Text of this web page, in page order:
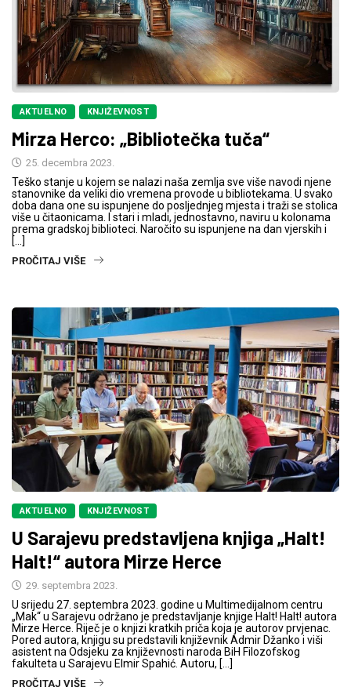
AKTUELNO KNJIŽEVNOST
Mirza Herco: „Bibliotečka tuča“
25. decembra 2023.
Teško stanje u kojem se nalazi naša zemlja sve više navodi njene
stanovnike da veliki dio vremena provode u bibliotekama. U svako
doba dana one su ispunjene do posljednjeg mjesta i traži se stolica
više u čitaonicama. I stari i mladi, jednostavno, naviru u kolonama
prema gradskoj biblioteci. Naročito su ispunjene na dan vjerskih i
[…]
PROČITAJ VIŠE
AKTUELNO KNJIŽEVNOST
U Sarajevu predstavljena knjiga „Halt!
Halt!“ autora Mirze Herce
29. septembra 2023.
U srijedu 27. septembra 2023. godine u Multimedijalnom centru
„Mak“ u Sarajevu održano je predstavljanje knjige Halt! Halt! autora
Mirze Herce. Riječ je o knjizi kratkih priča koja je autorov prvjenac.
Pored autora, knjigu su predstavili književnik Admir Džanko i viši
asistent na Odsjeku za književnosti naroda BiH Filozofskog
fakulteta u Sarajevu Elmir Spahić. Autoru, […]
PROČITAJ VIŠE